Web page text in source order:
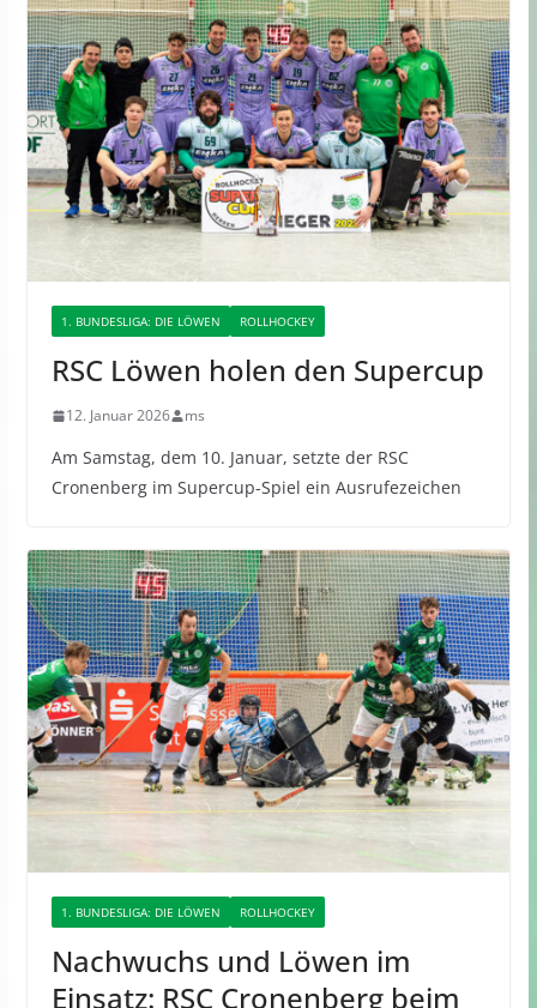
1. BUNDESLIGA: DIE LÖWEN ROLLHOCKEY
RSC Löwen holen den Supercup
12. Januar 2026 ms
Am Samstag, dem 10. Januar, setzte der RSC
Cronenberg im Supercup-Spiel ein Ausrufezeichen
1. BUNDESLIGA: DIE LÖWEN ROLLHOCKEY
Nachwuchs und Löwen im
Einsatz: RSC Cronenberg beim